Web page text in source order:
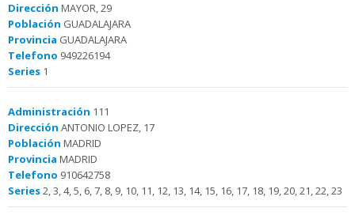
Dirección MAYOR, 29
Población GUADALAJARA
Provincia GUADALAJARA
Telefono 949226194
Series 1
Administración 111
Dirección ANTONIO LOPEZ, 17
Población MADRID
Provincia MADRID
Telefono 910642758
Series2, 3, 4, 5, 6, 7, 8, 9, 10, 11, 12, 13, 14, 15, 16, 17, 18, 19, 20, 21, 22, 23